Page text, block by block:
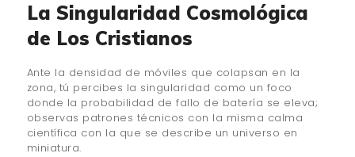
La Singularidad Cosmológica
de Los Cristianos
Ante la densidad de móviles que colapsan en la
zona, tú percibes la singularidad como un foco
donde la probabilidad de fallo de batería se eleva;
observas patrones técnicos con la misma calma
científica con la que se describe un universo en
miniatura.